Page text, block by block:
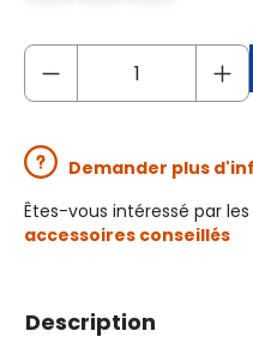
Demander plus
Êtes-vous intéressé par
accessoires conseillés
Description